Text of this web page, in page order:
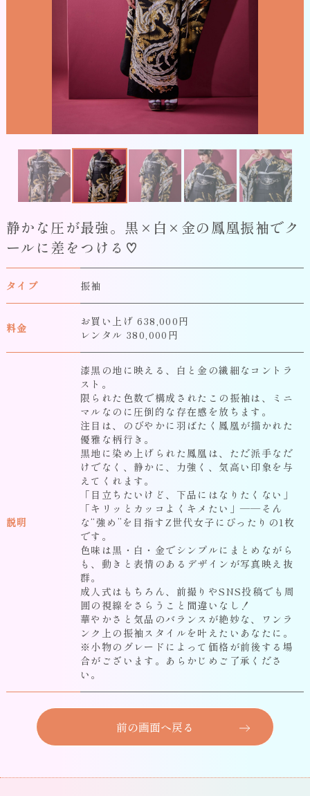
静かな圧が最強。黒×白×金の鳳凰振袖でク
ールに差をつける♡
タイプ 振袖
料金
お買い上げ 638,000円
レンタル 380,000円
説明
漆黒の地に映える、白と金の繊細なコントラ
スト。
限られた色数で構成されたこの振袖は、
ミニ
マルなのに圧倒的な存在感 を放ちます。
注目は、
のびやかに羽ばたく鳳凰が描かれた
優雅な柄行き 。
黒地に染め上げられた鳳凰は、ただ派手なだ
けでなく、静かに、力強く、気高い印象を与
えてくれます。
「目立ちたいけど、下品にはなりたくない」
「キリッとカッコよくキメたい」――そん
な“強め”を目指すZ世代女子にぴったりの1枚
です。
色味は黒・白・金でシンプルにまとめながら
も、 動きと表情のあるデザイン が写真映え抜
群。
成人式はもちろん、前撮りやSNS投稿でも周
囲の視線をさらうこと間違いなし！
華やかさと気品のバランスが絶妙な、ワンラ
ンク上の振袖スタイル を叶えたいあなたに。
※小物のグレードによって価格が前後する場
合がございます。あらかじめご了承くださ
い。
前の画面へ戻る